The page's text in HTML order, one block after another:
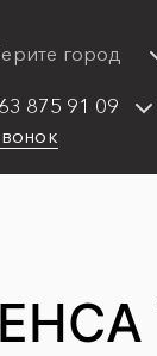
город
875 91 09